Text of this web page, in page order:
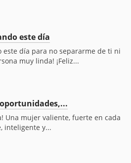
este día
este día para no separarme de ti ni
muy linda! ¡Feliz...
Una mujer valiente, fuerte en cada
inteligente y...